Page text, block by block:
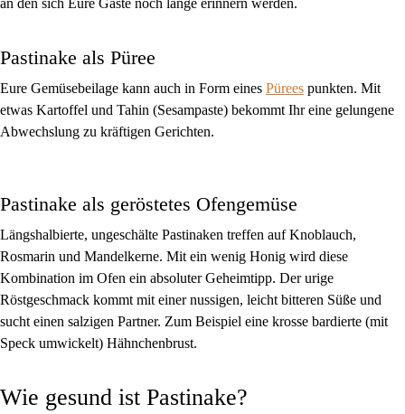
an den sich Eure Gäste noch lange erinnern werden.
Pastinake als Püree
Eure Gemüsebeilage kann auch in Form eines Pürees punkten. Mit
etwas Kartoffel und Tahin (Sesampaste) bekommt Ihr eine gelungene
Abwechslung zu kräftigen Gerichten.
Pastinake als geröstetes Ofengemüse
Längshalbierte, ungeschälte Pastinaken treffen auf Knoblauch,
Rosmarin und Mandelkerne. Mit ein wenig Honig wird diese
Kombination im Ofen ein absoluter Geheimtipp. Der urige
Röstgeschmack kommt mit einer nussigen, leicht bitteren Süße und
sucht einen salzigen Partner. Zum Beispiel eine krosse bardierte (mit
Speck umwickelt) Hähnchenbrust.
Wie gesund ist Pastinake?